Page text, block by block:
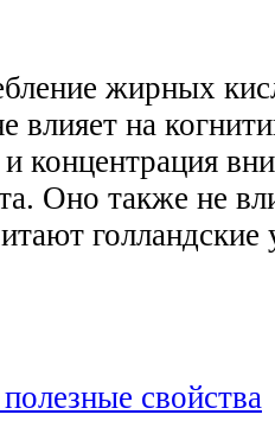
жирных
влияет на
и концентрация
Оно также не
голландские
свойства